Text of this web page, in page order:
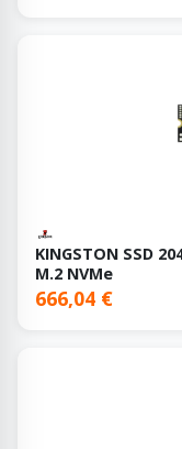
KINGSTON SSD
M.2 NVMe
666,04 €